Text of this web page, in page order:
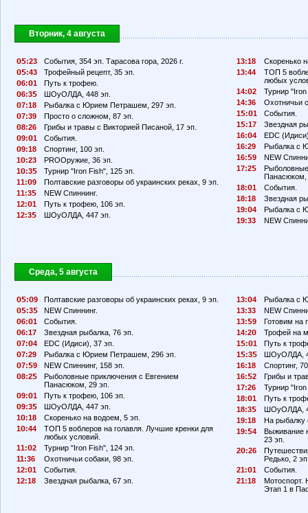
Вторник, 4 августа
:23
События, 354 эп. Тарасова гора, 2026 г.
:43
Трофейный рецепт, 35 эп.
6:
1
Путь к трофею.
6:3
ШОуОЛДА, 448 эп.
7:18
Рыбалка с Юрием Петрашем, 297 эп.
7:39
Просто о сложном, 87 эп.
8:26
Грибы и травы с Викторией Писаной, 17 эп.
9:
1
События.
9:18
Спортинг, 100 эп.
1
:23
PROОружие, 36 эп.
1
:3
Турнир "Iron Fish", 125 эп.
11:
9
Полтавские разговоры об украинских реках, 9 эп.
11:3
NEW Спиннинг.
12:
1
Путь к трофею, 106 эп.
12:3
ШОуОЛДА, 447 эп.
13:18
Скоренько
13:44
ТОП 5
любых
14:
2
Турнир
14:36
Охотничьи
1
: 1
События.
1
:17
Звездная
16:
4
EDC
16:29
Рыбалка с
16:
9
NEW
17:2
Панасюком,
18:
1
События.
18:18
Звездная
19:
4
Рыбалка с
19:33
NEW
Среда, 5 августа
: 9
Полтавские разговоры об украинских реках, 9 эп.
:3
NEW Спиннинг.
6:
1
События.
6:17
Звездная рыбалка, 76 эп.
7:
4
EDC (Идиси), 37 эп.
7:29
Рыбалка с Юрием Петрашем, 296 эп.
7:
9
NEW Спиннинг, 158 эп.
8:2
Рыболовные приключения с Евгением
Панасюком, 29 эп.
9:
1
Путь к трофею, 106 эп.
9:3
ШОуОЛДА, 447 эп.
1
:18
Скоренько на водоем, 5 эп.
1
:44
ТОП 5 воблеров на голавля. Лучшие кренки для
любых условий.
11:
2
Турнир "Iron Fish", 124 эп.
11:36
Охотничьи собаки, 98 эп.
12:
1
События.
12:18
Звездная рыбалка, 67 эп.
13: 4
Рыбалка с
13:33
NEW
13:
9
Готовим на
14:2
Трофей на
1
: 1
Путь к
1
:3
ШОуОЛДА,
16:18
Спортинг,
16:
2
Грибы и
17:26
Турнир
18:
1
Путь к
18:3
ШОуОЛДА,
19:18
На рыбалку
19:
4
Выживание
23 эп.
2
:26
Редько, 2
21:
1
События.
21:18
Мотоспорт.
Этап 1 в